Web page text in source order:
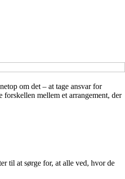
om det – at tage ansvar for
mellem et arrangement, der
til at sørge for, at alle ved, hvor de